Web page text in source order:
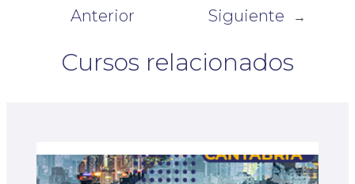
Anterior Siguiente →
Cursos relacionados